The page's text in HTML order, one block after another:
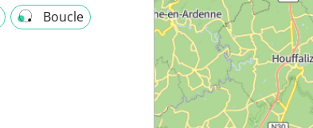
Boucle